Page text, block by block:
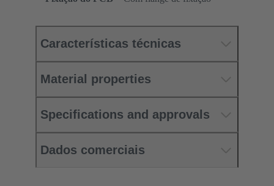
Características técnicas
Material properties
Specifications and approvals
Dados comerciais